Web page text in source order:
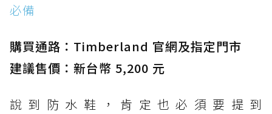
必備
購買通路：Timberland 官網及指定門市
建議售價：新台幣 5,200 元
說到防水鞋，肯定也必須要提到